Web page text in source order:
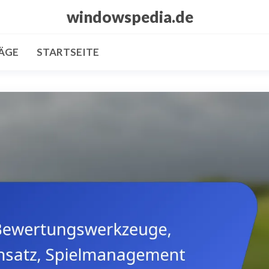
windowspedia.de
STARTSEITE